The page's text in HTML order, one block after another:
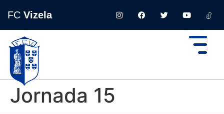
FC Vizela
Jornada 15